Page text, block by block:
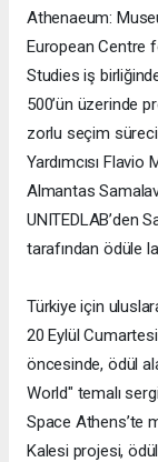
Athenaeum:
European Centre
Studies iş
500’ün üzerinde
zorlu seçim
Yardımcısı
Almantas
UNITEDLAB’den
tarafından ödüle
Türkiye için
20 Eylül
öncesinde, ödül
World" temalı
Space Athens’te
Kalesi projesi,